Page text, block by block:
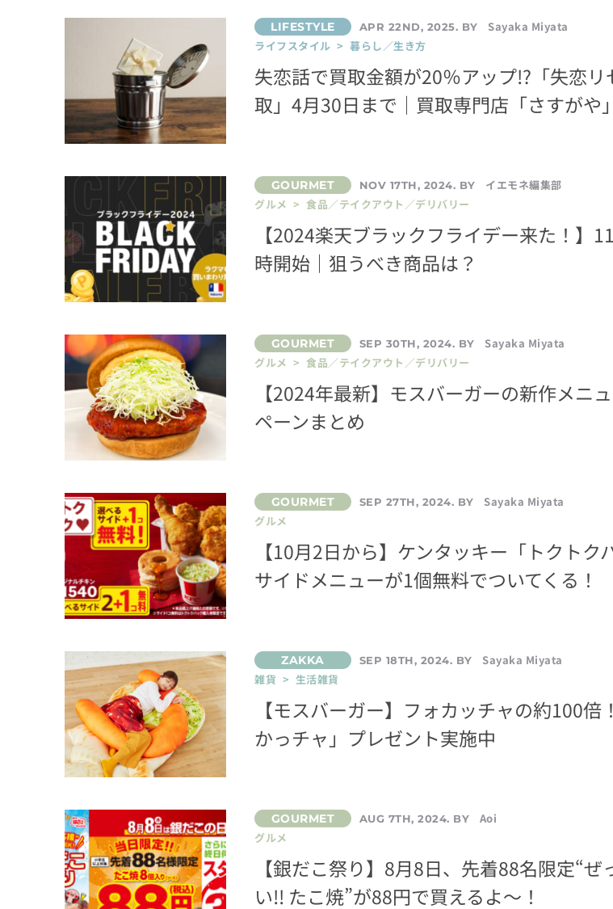
APR 22ND, 2025. BY
Sayaka Miyata
ライフスタイル > 暮らし／生き方
失恋話で買取⾦額が20％アップ!?「失恋リ
取」4月30日まで｜買取専⾨店「さすがや」
NOV 17TH, 2024. BY
イエモネ編集部
グルメ > 食品／テイクアウト／デリバリー
【2024楽天ブラックフライデー来た！】
時開始｜狙うべき商品は？
SEP 30TH, 2024. BY
Sayaka Miyata
グルメ > 食品／テイクアウト／デリバリー
【2024年最新】モスバーガーの新作メニ
ペーンまとめ
SEP 27TH, 2024. BY
Sayaka Miyata
グルメ
【10月2日から】ケンタッキー「トクトク
サイドメニューが1個無料でついてくる！
SEP 18TH, 2024. BY
Sayaka Miyata
雑貨 > 生活雑貨
【モスバーガー】フォカッチャの約100倍
かっチャ」プレゼント実施中
AUG 7TH, 2024. BY
Aoi
グルメ
【銀だこ祭り】8月8日、先着88名限定“ぜ
い!! たこ焼”が88円で買えるよ～！